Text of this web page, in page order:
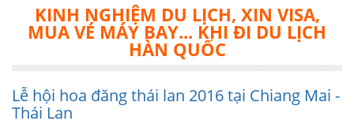
KINH NGHIỆM DU LỊCH, XIN VISA,
MUA VÉ MÁY BAY... KHI ĐI DU LỊCH
HÀN QUỐC
Lễ hội hoa đăng thái lan 2016 tại Chiang Mai -
Thái Lan